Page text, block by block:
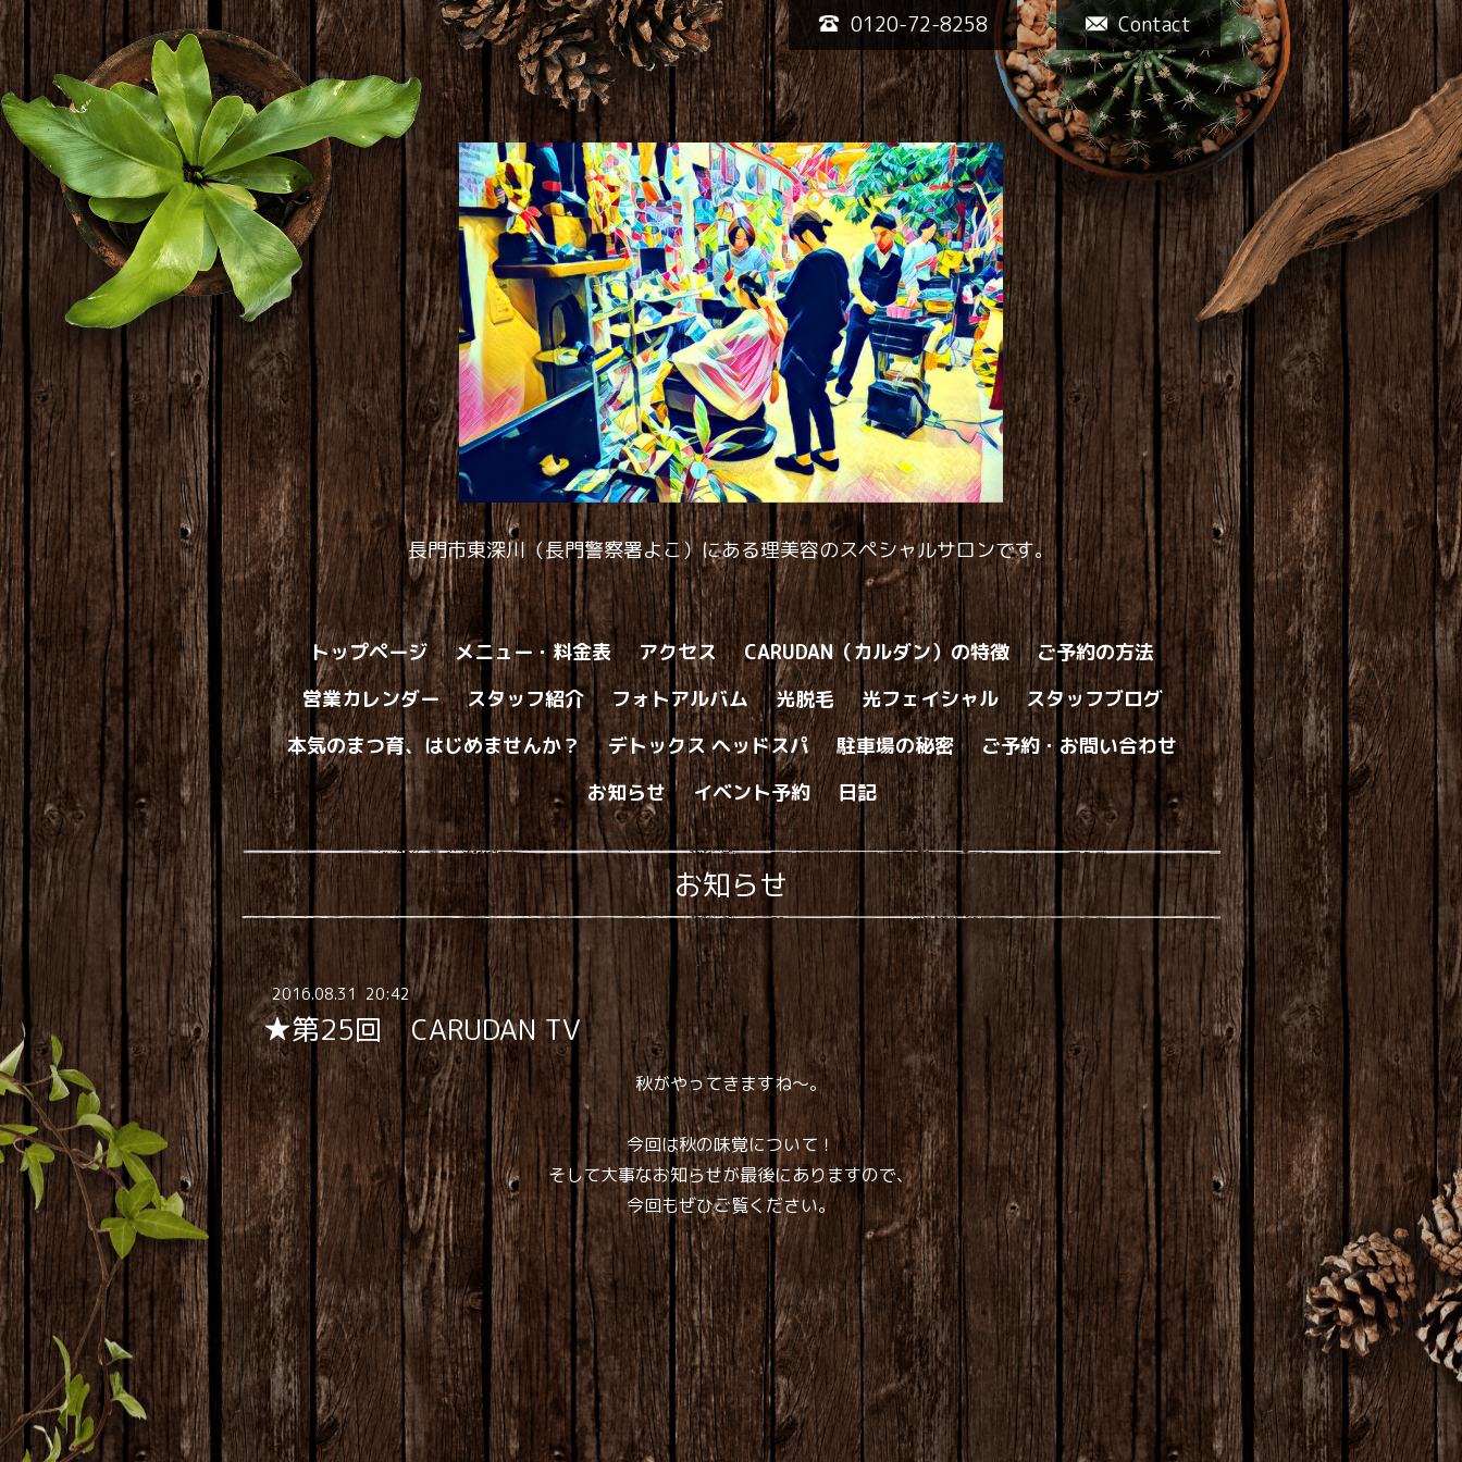
Contact
0120-72-8258
長門市東深川（長門警察署よこ）にある理美容のスペシャルサロンです。
トップページ メニュー・料金表 アクセス CARUDAN（カルダン）の特徴
ご予約の方法
営業カレンダー
スタッフ紹介 フォトアルバム 光脱毛 光フェイシャル
スタッフブログ
本気のまつ育、はじめませんか？
デトックス ヘッドスパ 駐車場の秘密
ご予約・お問い合わせ
お知らせ
イベント予約 日記
お知らせ
2016.08.31 20:42
★第25回 CARUDAN TV
秋がやってきますね～。
今回は秋の味覚について！
そして大事なお知らせが最後にありますので、
今回もぜひご覧ください。